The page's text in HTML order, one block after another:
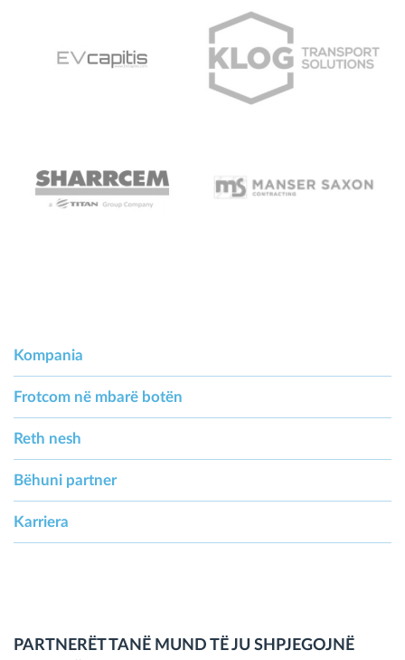
Kompania
Frotcom në mbarë botën
Reth nesh
Bëhuni partner
Karriera
PARTNERËT TANË MUND TË JU SHPJEGOJNË